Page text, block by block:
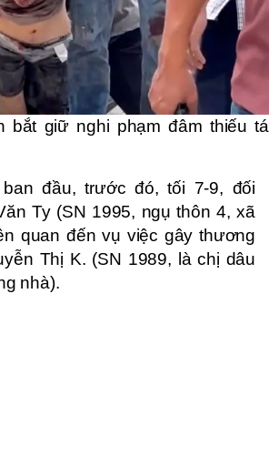
bắt giữ nghi phạm đâm thiếu tá
đầu, trước đó, tối 7-9, đối
Ty (SN 1995, ngụ thôn 4, xã
quan đến vụ việc gây thương
Thị K. (SN 1989, là chị dâu
nhà).